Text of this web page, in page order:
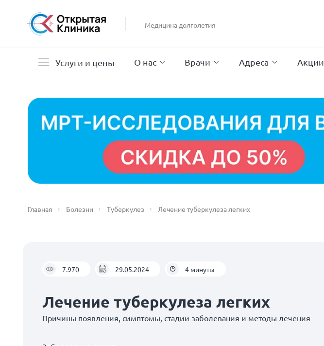
Медицина долголетия
Услуги и цены
Нейрохирургия
О нас Врачи Адреса Акции
Главная Болезни Туберкулез Лечение туберкулеза легких
7.970 29.05.2024 4 минуты
Лечение туберкулеза легких
Причины появления, симптомы, стадии заболевания и методы лечения